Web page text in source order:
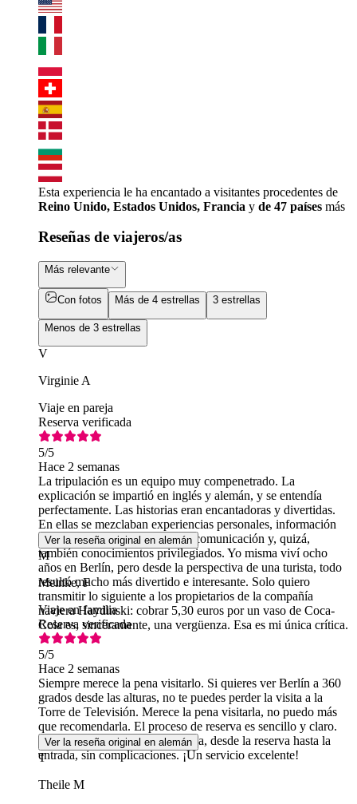
Esta experiencia le ha encantado a visitantes procedentes de
Reino Unido, Estados Unidos, Francia y de 47 países más
Reseñas de viajeros/as
Más relevante
Con fotos Más de 4 estrellas 3 estrellas
Menos de 3 estrellas
V
Virginie A
Viaje en pareja
Reserva verificada
5/5
Hace 2 semanas
La tripulación es un equipo muy compenetrado. La
explicación se impartió en inglés y alemán, y se entendía
perfectamente. Las historias eran encantadoras y divertidas.
En ellas se mezclaban experiencias personales, información
de actualidad de los medios de comunicación y, quizá,
también conocimientos privilegiados. Yo misma viví ocho
años en Berlín, pero desde la perspectiva de una turista, todo
resultó mucho más divertido e interesante. Solo quiero
transmitir lo siguiente a los propietarios de la compañía
naviera Haydinski: cobrar 5,30 euros por un vaso de Coca-
Cola es, sinceramente, una vergüenza. Esa es mi única crítica.
Ver la reseña original en alemán
M
Meinke, F
Viaje en familia
Reserva verificada
5/5
Hace 2 semanas
Siempre merece la pena visitarlo. Si quieres ver Berlín a 360
grados desde las alturas, no te puedes perder la visita a la
Torre de Televisión. Merece la pena visitarla, no puedo más
que recomendarla. El proceso de reserva es sencillo y claro.
Todo ha funcionado de maravilla, desde la reserva hasta la
entrada, sin complicaciones. ¡Un servicio excelente!
Ver la reseña original en alemán
T
Theile M